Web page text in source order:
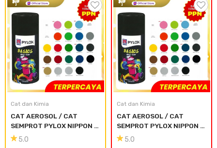
Cat dan Kimia
CAT AEROSOL / CAT
SEMPROT PYLOX NIPPON
PAINT - SEMUA WARNA
5.0
Cat dan Kimia
CAT AEROSOL / CAT
SEMPROT PYLOX NIPPON
PAINT - SEMUA WARNA
5.0